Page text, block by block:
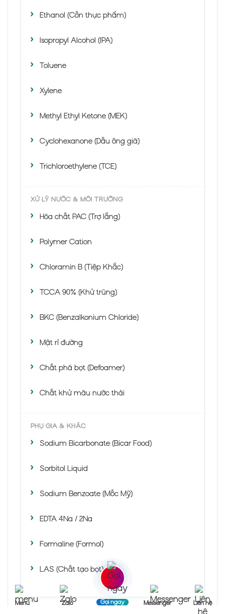
Ethanol (Cồn thực phẩm)
Isopropyl Alcohol (IPA)
Toluene
Xylene
Methyl Ethyl Ketone (MEK)
Cyclohexanone (Dầu ông già)
Trichloroethylene (TCE)
XỬ LÝ NƯỚC & MÔI TRƯỜNG
Hóa chất PAC (Trợ lắng)
Polymer Cation
Chloramin B (Tiệp Khắc)
TCCA 90% (Khử trùng)
BKC (Benzalkonium Chloride)
Mật rỉ đường
Chất phá bọt (Defoamer)
Chất khử màu nước thải
PHỤ GIA & KHÁC
Sodium Bicarbonate (Bicar Food)
Sorbitol Liquid
Sodium Benzoate (Mốc Mỹ)
EDTA 4Na / 2Na
Formaline (Formol)
LAS (Chất tạo bọt)
Menu Zalo Gọi ngay Messenger Liên hệ